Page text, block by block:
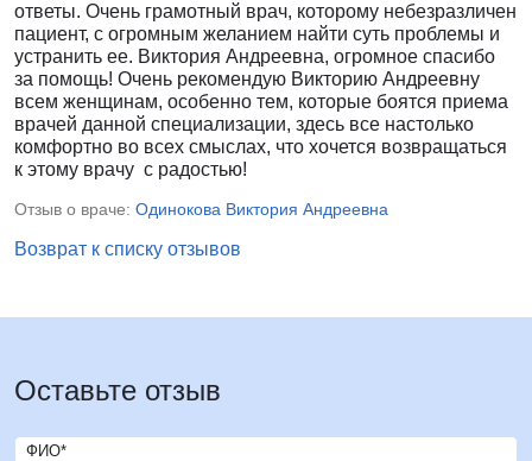
ответы. Очень грамотный врач, которому небезразличен
пациент, с огромным желанием найти суть проблемы и
устранить ее. Виктория Андреевна, огромное спасибо
за помощь! Очень рекомендую Викторию Андреевну
всем женщинам, особенно тем, которые боятся приема
врачей данной специализации, здесь все настолько
комфортно во всех смыслах, что хочется возвращаться
к этому врачу с радостью!
Отзыв о враче: Одинокова Виктория Андреевна
Возврат к списку отзывов
Оставьте отзыв
ФИО*